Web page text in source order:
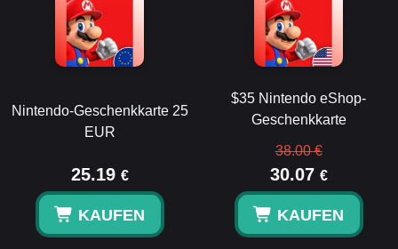
Nintendo-Geschenkkarte 25
EUR
25.19 €
KAUFEN
$35 Nintendo eShop-
Geschenkkarte
38.00 €
30.07 €
KAUFEN